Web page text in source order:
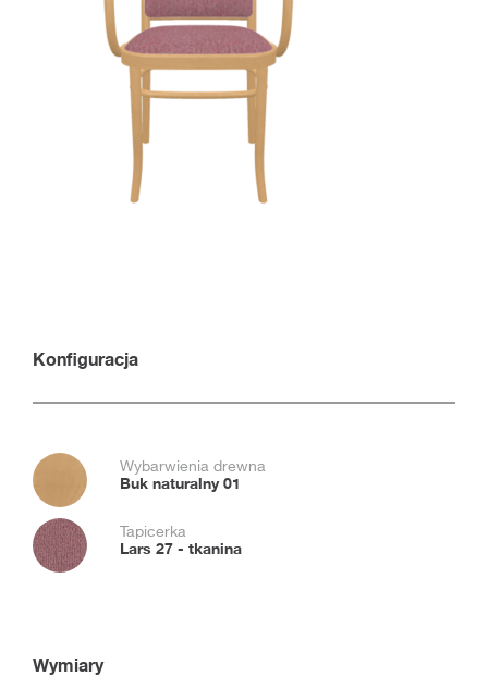
Konfiguracja
Wybarwienia drewna
Buk naturalny 01
Tapicerka
Lars 27 - tkanina
Wymiary